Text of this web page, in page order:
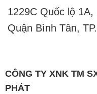
1229C Quốc lộ
Quận Bình Tân,
CÔNG TY XNK TM
PHÁT